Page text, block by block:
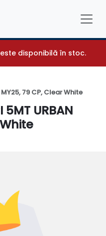
disponibilă în stoc.
MY25, 79 CP, Clear White
5MT URBAN